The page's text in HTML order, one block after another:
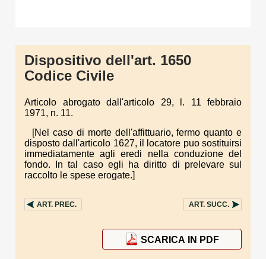
Dispositivo dell'art. 1650
Codice Civile
Articolo abrogato dall'articolo 29, l. 11 febbraio
1971, n. 11.
[Nel caso di morte dell'affittuario, fermo quanto e
disposto dall'articolo 1627, il locatore puo sostituirsi
immediatamente agli eredi nella conduzione del
fondo. In tal caso egli ha diritto di prelevare sul
raccolto le spese erogate.]
ART. PREC. ART. SUCC.
SCARICA IN PDF